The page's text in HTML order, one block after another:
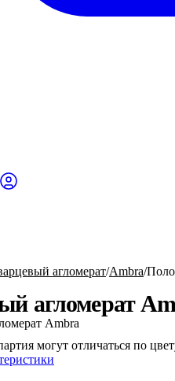
агломерат Ambra
агломерат
могут отличаться по